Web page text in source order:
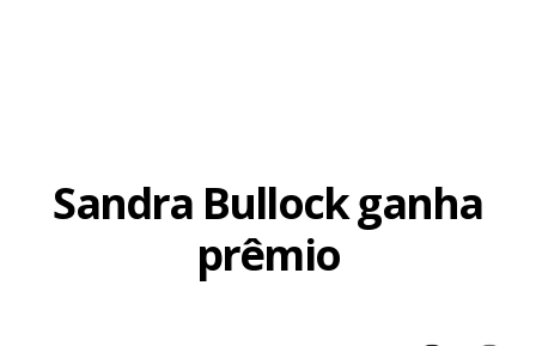
Sandra Bullock ganha
prêmio